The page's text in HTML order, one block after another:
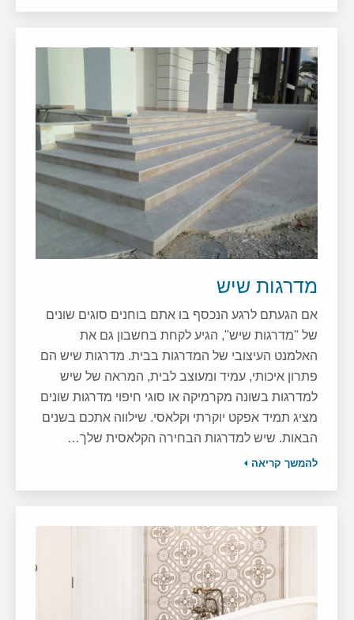
מדרגות שיש
אם הגעתם לרגע הנכסף בו אתם בוחנים סוגים שונים
של "מדרגות שיש", הגיע לקחת בחשבון גם את
האלמנט העיצובי של המדרגות בבית. מדרגות שיש הם
פתרון איכותי, עמיד ומעוצב לבית, המראה של שיש
למדרגות בשונה מקרמיקה או סוגי חיפוי מדרגות שונים
מציג תמיד אפקט יוקרתי וקלאסי. שילווה אתכם בשנים
הבאות. שיש למדרגות הבחירה הקלאסית שלך…
להמשך קריאה